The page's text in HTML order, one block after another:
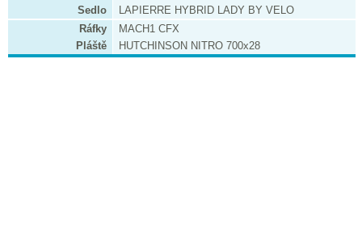
Sedlo
LAPIERRE HYBRID LADY BY VELO
Ráfky
MACH1 CFX
Pláště
HUTCHINSON NITRO 700x28